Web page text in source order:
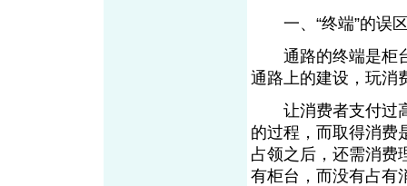
一、“终端”的误
通路的终端是柜台
通路上的建设，玩消
让消费者支付过高
的过程，而取得消费
占领之后，还需消费
有柜台，而没有占